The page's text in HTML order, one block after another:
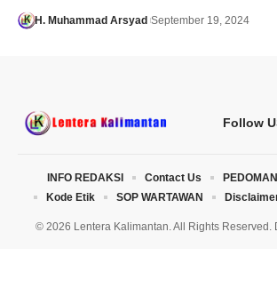
H. Muhammad Arsyad September 19, 2024
Follow
© 2026 Lentera Kalimantan. All Rights Reserved.
INFO REDAKSI Contact Us
Kode Etik
SOP WARTAWAN